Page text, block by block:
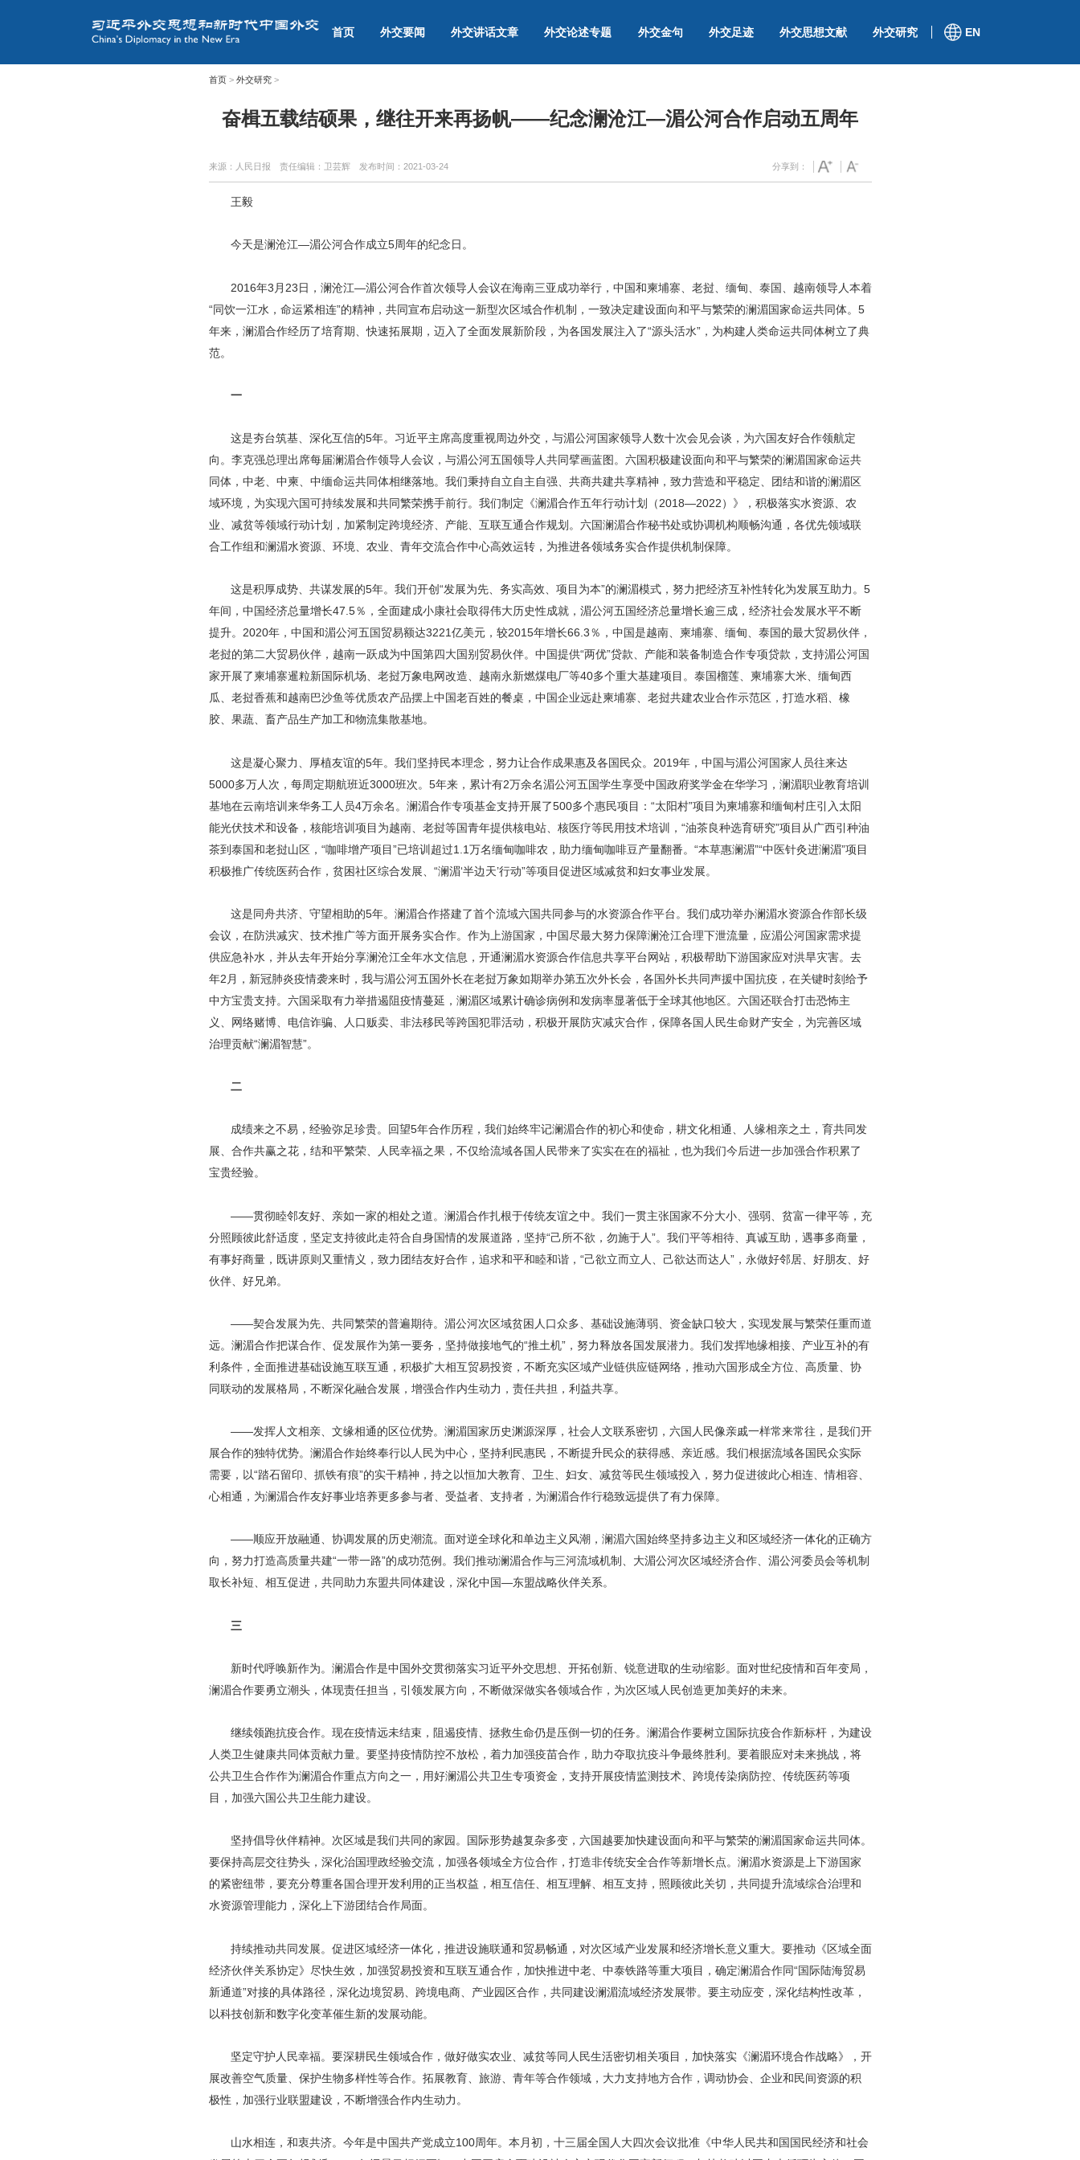
首页 外交要闻 外交讲话文章 外交论述专题 外交金句 外交足迹 外交思想文献 外交研究 EN
首页> 外交研究>
奋楫五载结硕果，继往开来再扬帆——纪念澜沧江—湄公河合作启动五周年
来源：人民日报 责任编辑：卫芸辉 发布时间： 2021-03-24 分享到：
王毅
今天是澜沧江—湄公河合作成立5周年的纪念日。
2016年3月23日，澜沧江—湄公河合作首次领导人会议在海南三亚成功举行，中国和柬埔寨、老挝、缅甸、泰国、越南领导人本着
“同饮一江水，命运紧相连”的精神，共同宣布启动这一新型次区域合作机制，一致决定建设面向和平与繁荣的澜湄国家命运共同体。5
年来，澜湄合作经历了培育期、快速拓展期，迈入了全面发展新阶段，为各国发展注入了“源头活水”，为构建人类命运共同体树立了典
范。
一
这是夯台筑基、深化互信的5年。习近平主席高度重视周边外交，与湄公河国家领导人数十次会见会谈，为六国友好合作领航定
向。李克强总理出席每届澜湄合作领导人会议，与湄公河五国领导人共同擘画蓝图。六国积极建设面向和平与繁荣的澜湄国家命运共
同体，中老、中柬、中缅命运共同体相继落地。我们秉持自立自主自强、共商共建共享精神，致力营造和平稳定、团结和谐的澜湄区
域环境，为实现六国可持续发展和共同繁荣携手前行。我们制定《澜湄合作五年行动计划（2018—2022）》，积极落实水资源、农
业、减贫等领域行动计划，加紧制定跨境经济、产能、互联互通合作规划。六国澜湄合作秘书处或协调机构顺畅沟通，各优先领域联
合工作组和澜湄水资源、环境、农业、青年交流合作中心高效运转，为推进各领域务实合作提供机制保障。
这是积厚成势、共谋发展的5年。我们开创“发展为先、务实高效、项目为本”的澜湄模式，努力把经济互补性转化为发展互助力。5
年间，中国经济总量增长47.5％，全面建成小康社会取得伟大历史性成就，湄公河五国经济总量增长逾三成，经济社会发展水平不断
提升。2020年，中国和湄公河五国贸易额达3221亿美元，较2015年增长66.3％，中国是越南、柬埔寨、缅甸、泰国的最大贸易伙伴，
老挝的第二大贸易伙伴，越南一跃成为中国第四大国别贸易伙伴。中国提供“两优”贷款、产能和装备制造合作专项贷款，支持湄公河国
家开展了柬埔寨暹粒新国际机场、老挝万象电网改造、越南永新燃煤电厂等40多个重大基建项目。泰国榴莲、柬埔寨大米、缅甸西
瓜、老挝香蕉和越南巴沙鱼等优质农产品摆上中国老百姓的餐桌，中国企业远赴柬埔寨、老挝共建农业合作示范区，打造水稻、橡
胶、果蔬、畜产品生产加工和物流集散基地。
这是凝心聚力、厚植友谊的5年。我们坚持民本理念，努力让合作成果惠及各国民众。2019年，中国与湄公河国家人员往来达
5000多万人次，每周定期航班近3000班次。5年来，累计有2万余名湄公河五国学生享受中国政府奖学金在华学习，澜湄职业教育培训
基地在云南培训来华务工人员4万余名。澜湄合作专项基金支持开展了500多个惠民项目：“太阳村”项目为柬埔寨和缅甸村庄引入太阳
能光伏技术和设备，核能培训项目为越南、老挝等国青年提供核电站、核医疗等民用技术培训，“油茶良种选育研究”项目从广西引种油
茶到泰国和老挝山区，“咖啡增产项目”已培训超过1.1万名缅甸咖啡农，助力缅甸咖啡豆产量翻番。“本草惠澜湄”“中医针灸进澜湄”项目
积极推广传统医药合作，贫困社区综合发展、“澜湄‘半边天’行动”等项目促进区域减贫和妇女事业发展。
这是同舟共济、守望相助的5年。澜湄合作搭建了首个流域六国共同参与的水资源合作平台。我们成功举办澜湄水资源合作部长级
会议，在防洪减灾、技术推广等方面开展务实合作。作为上游国家，中国尽最大努力保障澜沧江合理下泄流量，应湄公河国家需求提
供应急补水，并从去年开始分享澜沧江全年水文信息，开通澜湄水资源合作信息共享平台网站，积极帮助下游国家应对洪旱灾害。去
年2月，新冠肺炎疫情袭来时，我与湄公河五国外长在老挝万象如期举办第五次外长会，各国外长共同声援中国抗疫，在关键时刻给予
中方宝贵支持。六国采取有力举措遏阻疫情蔓延，澜湄区域累计确诊病例和发病率显著低于全球其他地区。六国还联合打击恐怖主
义、网络赌博、电信诈骗、人口贩卖、非法移民等跨国犯罪活动，积极开展防灾减灾合作，保障各国人民生命财产安全，为完善区域
治理贡献“澜湄智慧”。
二
成绩来之不易，经验弥足珍贵。回望5年合作历程，我们始终牢记澜湄合作的初心和使命，耕文化相通、人缘相亲之土，育共同发
展、合作共赢之花，结和平繁荣、人民幸福之果，不仅给流域各国人民带来了实实在在的福祉，也为我们今后进一步加强合作积累了
宝贵经验。
——贯彻睦邻友好、亲如一家的相处之道。澜湄合作扎根于传统友谊之中。我们一贯主张国家不分大小、强弱、贫富一律平等，充
分照顾彼此舒适度，坚定支持彼此走符合自身国情的发展道路，坚持“己所不欲，勿施于人”。我们平等相待、真诚互助，遇事多商量，
有事好商量，既讲原则又重情义，致力团结友好合作，追求和平和睦和谐，“己欲立而立人、己欲达而达人”，永做好邻居、好朋友、好
伙伴、好兄弟。
——契合发展为先、共同繁荣的普遍期待。湄公河次区域贫困人口众多、基础设施薄弱、资金缺口较大，实现发展与繁荣任重而道
远。澜湄合作把谋合作、促发展作为第一要务，坚持做接地气的“推土机”，努力释放各国发展潜力。我们发挥地缘相接、产业互补的有
利条件，全面推进基础设施互联互通，积极扩大相互贸易投资，不断充实区域产业链供应链网络，推动六国形成全方位、高质量、协
同联动的发展格局，不断深化融合发展，增强合作内生动力，责任共担，利益共享。
——发挥人文相亲、文缘相通的区位优势。澜湄国家历史渊源深厚，社会人文联系密切，六国人民像亲戚一样常来常往，是我们开
展合作的独特优势。澜湄合作始终奉行以人民为中心，坚持利民惠民，不断提升民众的获得感、亲近感。我们根据流域各国民众实际
需要，以“踏石留印、抓铁有痕”的实干精神，持之以恒加大教育、卫生、妇女、减贫等民生领域投入，努力促进彼此心相连、情相容、
心相通，为澜湄合作友好事业培养更多参与者、受益者、支持者，为澜湄合作行稳致远提供了有力保障。
——顺应开放融通、协调发展的历史潮流。面对逆全球化和单边主义风潮，澜湄六国始终坚持多边主义和区域经济一体化的正确方
向，努力打造高质量共建“一带一路”的成功范例。我们推动澜湄合作与三河流域机制、大湄公河次区域经济合作、湄公河委员会等机制
取长补短、相互促进，共同助力东盟共同体建设，深化中国—东盟战略伙伴关系。
三
新时代呼唤新作为。澜湄合作是中国外交贯彻落实习近平外交思想、开拓创新、锐意进取的生动缩影。面对世纪疫情和百年变局，
澜湄合作要勇立潮头，体现责任担当，引领发展方向，不断做深做实各领域合作，为次区域人民创造更加美好的未来。
继续领跑抗疫合作。现在疫情远未结束，阻遏疫情、拯救生命仍是压倒一切的任务。澜湄合作要树立国际抗疫合作新标杆，为建设
人类卫生健康共同体贡献力量。要坚持疫情防控不放松，着力加强疫苗合作，助力夺取抗疫斗争最终胜利。要着眼应对未来挑战，将
公共卫生合作作为澜湄合作重点方向之一，用好澜湄公共卫生专项资金，支持开展疫情监测技术、跨境传染病防控、传统医药等项
目，加强六国公共卫生能力建设。
坚持倡导伙伴精神。次区域是我们共同的家园。国际形势越复杂多变，六国越要加快建设面向和平与繁荣的澜湄国家命运共同体。
要保持高层交往势头，深化治国理政经验交流，加强各领域全方位合作，打造非传统安全合作等新增长点。澜湄水资源是上下游国家
的紧密纽带，要充分尊重各国合理开发利用的正当权益，相互信任、相互理解、相互支持，照顾彼此关切，共同提升流域综合治理和
水资源管理能力，深化上下游团结合作局面。
持续推动共同发展。促进区域经济一体化，推进设施联通和贸易畅通，对次区域产业发展和经济增长意义重大。要推动《区域全面
经济伙伴关系协定》尽快生效，加强贸易投资和互联互通合作，加快推进中老、中泰铁路等重大项目，确定澜湄合作同“国际陆海贸易
新通道”对接的具体路径，深化边境贸易、跨境电商、产业园区合作，共同建设澜湄流域经济发展带。要主动应变，深化结构性改革，
以科技创新和数字化变革催生新的发展动能。
坚定守护人民幸福。要深耕民生领域合作，做好做实农业、减贫等同人民生活密切相关项目，加快落实《澜湄环境合作战略》，开
展改善空气质量、保护生物多样性等合作。拓展教育、旅游、青年等合作领域，大力支持地方合作，调动协会、企业和民间资源的积
极性，加强行业联盟建设，不断增强合作内生动力。
山水相连，和衷共济。今年是中国共产党成立100周年。本月初，十三届全国人大四次会议批准《中华人民共和国国民经济和社会